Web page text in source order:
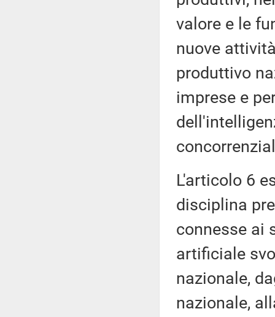
valore e le
nuove
produttivo
imprese e
L'articolo 6
disciplina
connesse ai
artificiale
nazionale,
nazionale,